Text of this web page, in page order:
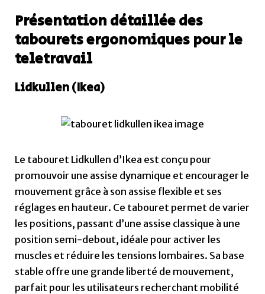
Présentation détaillée des
tabourets ergonomiques pour le
teletravail
Lidkullen (Ikea)
Le tabouret Lidkullen d’Ikea est conçu pour
promouvoir une assise dynamique et encourager le
mouvement grâce à son assise flexible et ses
réglages en hauteur. Ce tabouret permet de varier
les positions, passant d’une assise classique à une
position semi-debout, idéale pour activer les
muscles et réduire les tensions lombaires. Sa base
stable offre une grande liberté de mouvement,
parfait pour les utilisateurs recherchant mobilité